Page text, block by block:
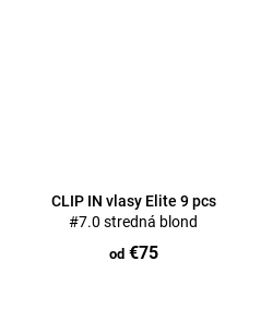
CLIP IN vlasy Elite 9 pcs
#7.0 stredná blond
od€75